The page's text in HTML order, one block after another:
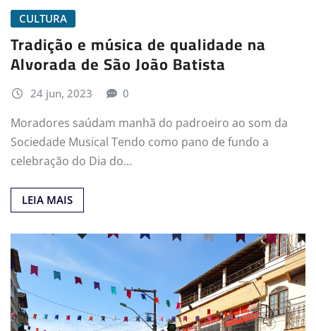
CULTURA
Tradição e música de qualidade na
Alvorada de São João Batista
24 jun, 2023 0
Moradores saúdam manhã do padroeiro ao som da
Sociedade Musical Tendo como pano de fundo a
celebração do Dia do…
LEIA MAIS